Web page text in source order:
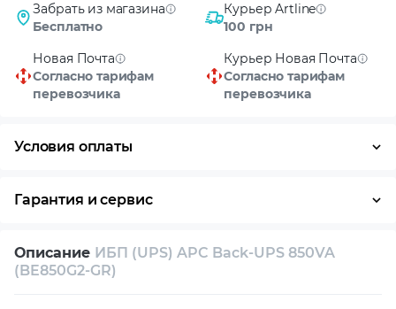
Забрать из магазина
Бесплатно
Курьер Artline
100 грн
Новая Почта
Согласно тарифам
перевозчика
Курьер Новая Почта
Согласно тарифам
перевозчика
Условия оплаты
Гарантия и сервис
Собственный сервисный центр
Описание ИБП (UPS) APC Back-UPS 850VA
(BE850G2-GR)